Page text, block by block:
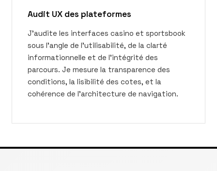
Audit UX des plateformes
J'audite les interfaces casino et sportsbook
sous l'angle de l'utilisabilité, de la clarté
informationnelle et de l'intégrité des
parcours. Je mesure la transparence des
conditions, la lisibilité des cotes, et la
cohérence de l'architecture de navigation.